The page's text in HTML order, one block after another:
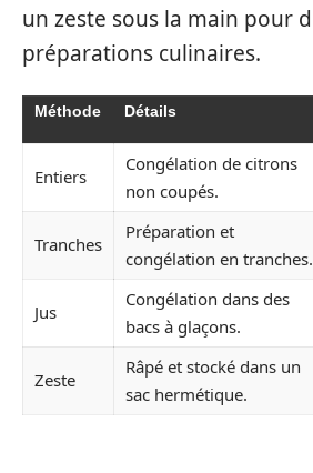
un zeste sous la main pour
préparations culinaires.
Méthode Détails
Entiers
Congélation de citrons
non coupés.
Tranches
Préparation et
congélation en tranches.
Jus
Congélation dans des
bacs à glaçons.
Zeste
Râpé et stocké dans un
sac hermétique.